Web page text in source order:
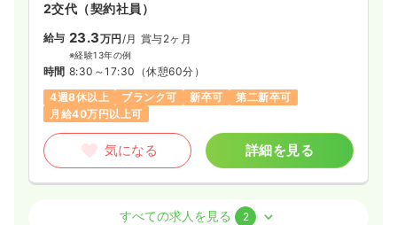
2交代（契約社員）
給与 23.3万円 /月 賞与2ヶ月
※経験13年の例
時間 8:30～17:30 （休憩60分）
4週8休以上
ブランク可 新卒可
第二新卒可
月給40万円以上可
気になる 詳細を見る
正・准看護師すべての求人を見る 2